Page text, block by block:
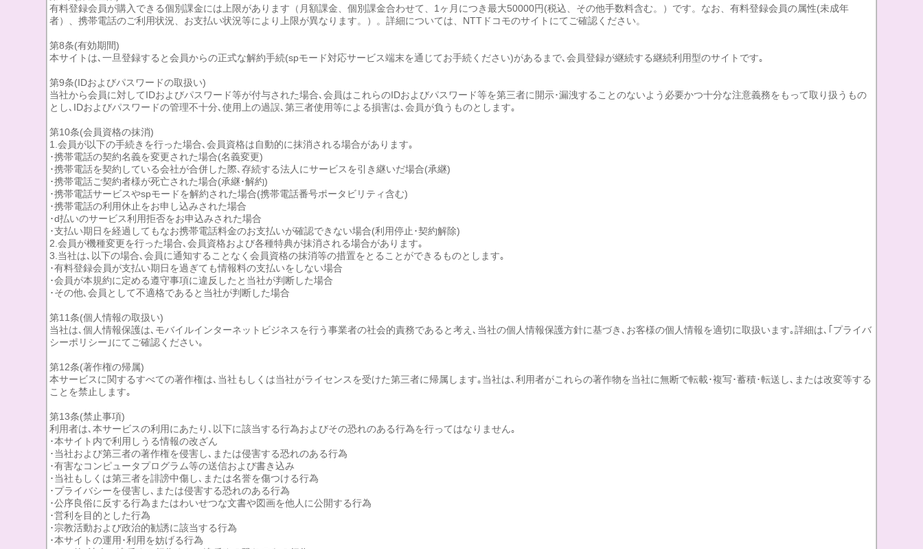
有料登録会員が購入できる個別課金には上限があります（月額課金、個別課金合わせて、1ヶ月につき最大50000円(税込、その他手数料含む。）です。なお、有料登録会員の属性(未成年
者）、携帯電話のご利用状況、お支払い状況等により上限が異なります。）。詳細については、NTTドコモのサイトにてご確認ください。
第8条(有効期間)
本サイトは､一旦登録すると会員からの正式な解約手続(spモード対応サービス端末を通じてお手続ください)があるまで､会員登録が継続する継続利用型のサイトです｡
第9条(IDおよびパスワードの取扱い)
当社から会員に対してIDおよびパスワード等が付与された場合､会員はこれらのIDおよびパスワード等を第三者に開示･漏洩することのないよう必要かつ十分な注意義務をもって取り扱うもの
とし､IDおよびパスワードの管理不十分､使用上の過誤､第三者使用等による損害は､会員が負うものとします｡
第10条(会員資格の抹消)
1.会員が以下の手続きを行った場合､会員資格は自動的に抹消される場合があります｡
･携帯電話の契約名義を変更された場合(名義変更)
･携帯電話を契約している会社が合併した際､存続する法人にサービスを引き継いだ場合(承継)
･携帯電話ご契約者様が死亡された場合(承継･解約)
･携帯電話サービスやspモードを解約された場合(携帯電話番号ポータビリティ含む)
･携帯電話の利用休止をお申し込みされた場合
･d払いのサービス利用拒否をお申込みされた場合
･支払い期日を経過してもなお携帯電話料金のお支払いが確認できない場合(利用停止･契約解除)
2.会員が機種変更を行った場合､会員資格および各種特典が抹消される場合があります｡
3.当社は､以下の場合､会員に通知することなく会員資格の抹消等の措置をとることができるものとします｡
･有料登録会員が支払い期日を過ぎても情報料の支払いをしない場合
･会員が本規約に定める遵守事項に違反したと当社が判断した場合
･その他､会員として不適格であると当社が判断した場合
第11条(個人情報の取扱い)
当社は､個人情報保護は､モバイルインターネットビジネスを行う事業者の社会的責務であると考え､当社の個人情報保護方針に基づき､お客様の個人情報を適切に取扱います｡詳細は､｢プライバ
シーポリシー｣にてご確認ください｡
第12条(著作権の帰属)
本サービスに関するすべての著作権は､当社もしくは当社がライセンスを受けた第三者に帰属します｡当社は､利用者がこれらの著作物を当社に無断で転載･複写･蓄積･転送し､または改変等する
ことを禁止します｡
第13条(禁止事項)
利用者は､本サービスの利用にあたり､以下に該当する行為およびその恐れのある行為を行ってはなりません｡
･本サイト内で利用しうる情報の改ざん
･当社および第三者の著作権を侵害し､または侵害する恐れのある行為
･有害なコンピュータプログラム等の送信および書き込み
･当社もしくは第三者を誹謗中傷し､または名誉を傷つける行為
･プライバシーを侵害し､または侵害する恐れのある行為
･公序良俗に反する行為またはわいせつな文書や図画を他人に公開する行為
･営利を目的とした行為
･宗教活動および政治的勧誘に該当する行為
･本サイトの運用･利用を妨げる行為